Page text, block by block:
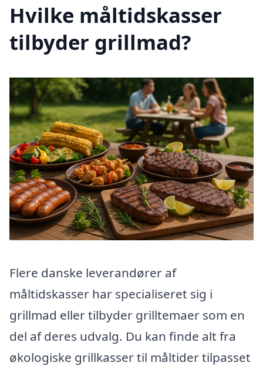
Hvilke måltidskasser
tilbyder grillmad?
Flere danske leverandører af
måltidskasser har specialiseret sig i
grillmad eller tilbyder grilltemaer som en
del af deres udvalg. Du kan finde alt fra
økologiske grillkasser til måltider tilpasset